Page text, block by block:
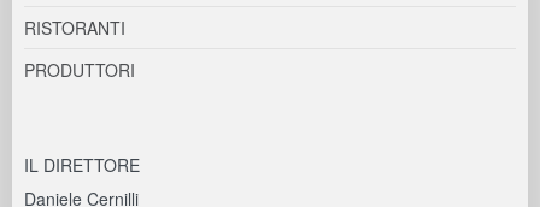
RISTORANTI
PRODUTTORI
IL DIRETTORE
Daniele Cernilli